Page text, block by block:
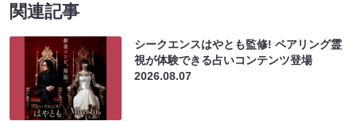
関連記事
シークエンスはやとも監修! ペアリング霊
視が体験できる占いコンテンツ登場
2026.08.07